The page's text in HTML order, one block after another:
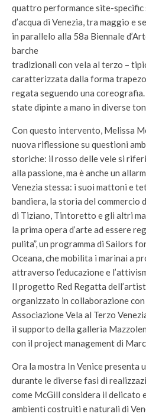
quattro performance site-specific
d’acqua di Venezia, tra maggio e
in parallelo alla 58a Biennale
barche
tradizionali con vela al terzo –
caratterizzata dalla forma
regata seguendo una
state dipinte a mano in diverse
Con questo intervento, Melissa
nuova riflessione su questioni
storiche: il rosso delle vele si
alla passione, ma è anche un
Venezia stessa: i suoi mattoni e
bandiera, la storia del commercio
di Tiziano, Tintoretto e gli altri
la prima opera d’arte ad essere
pulita”, un programma di Sailors
Oceana, che mobilita i marinai a
attraverso l’educazione e
Il progetto Red Regatta
organizzato in collaborazione
Associazione Vela al Terzo
il supporto della galleria
con il project management di
Ora la mostra In Venice presenta
durante le diverse fasi di
come McGill considera il delicato
ambienti costruiti e naturali di